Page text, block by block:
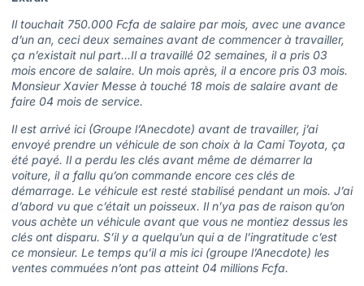
Il touchait 750.000 Fcfa de salaire par mois, avec une avance
d’un an, ceci deux semaines avant de commencer à travailler,
ça n’existait nul part…Il a travaillé 02 semaines, il a pris 03
mois encore de salaire. Un mois après, il a encore pris 03 mois.
Monsieur Xavier Messe à touché 18 mois de salaire avant de
faire 04 mois de service.
Il est arrivé ici (Groupe l’Anecdote) avant de travailler, j’ai
envoyé prendre un véhicule de son choix à la Cami Toyota, ça
été payé. Il a perdu les clés avant même de démarrer la
voiture, il a fallu qu’on commande encore ces clés de
démarrage. Le véhicule est resté stabilisé pendant un mois. J’ai
d’abord vu que c’était un poisseux. Il n’ya pas de raison qu’on
vous achète un véhicule avant que vous ne montiez dessus les
clés ont disparu. S’il y a quelqu’un qui a de l’ingratitude c’est
ce monsieur. Le temps qu’il a mis ici (groupe l’Anecdote) les
ventes commuées n’ont pas atteint 04 millions Fcfa.